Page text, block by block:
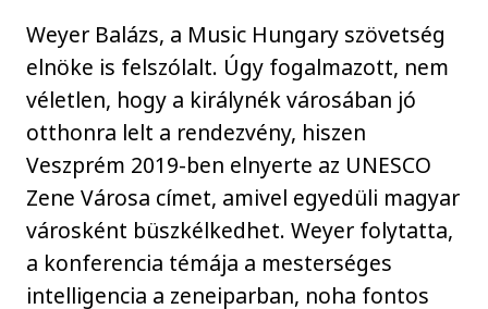
Weyer Balázs, a Music Hungary szövetség
elnöke is felszólalt. Úgy fogalmazott, nem
véletlen, hogy a királynék városában jó
otthonra lelt a rendezvény, hiszen
Veszprém 2019-ben elnyerte az UNESCO
Zene Városa címet, amivel egyedüli magyar
városként büszkélkedhet. Weyer folytatta,
a konferencia témája a mesterséges
intelligencia a zeneiparban, noha fontos